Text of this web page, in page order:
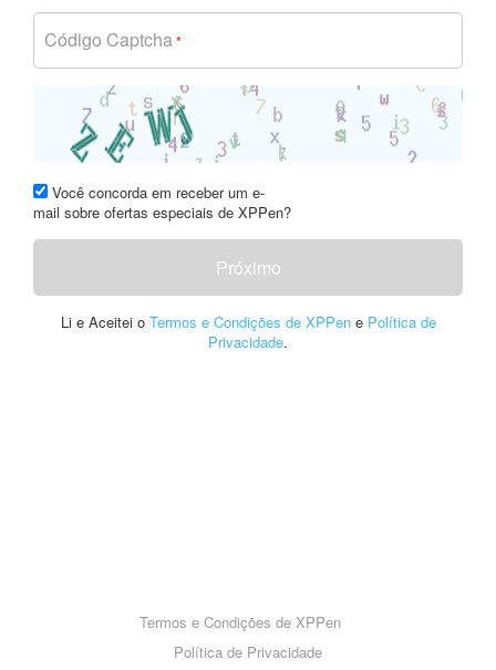
Código Captcha*
Você concorda em receber um e-
mail sobre ofertas especiais de XPPen?
Próximo
Li e Aceitei o Termos e Condições de XPPene Política de
Privacidade.
Termos e Condições de XPPen
Política de Privacidade